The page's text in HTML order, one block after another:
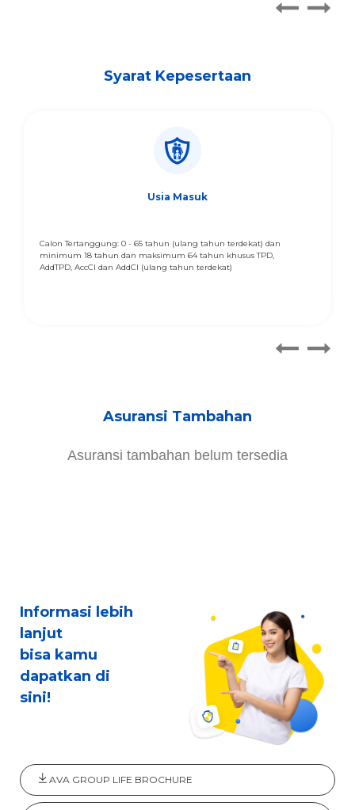
Syarat Kepesertaan
Usia Masuk
Calon Tertanggung: 0 - 65 tahun (ulang tahun terdekat) dan
minimum 18 tahun dan maksimum 64 tahun khusus TPD,
AddTPD, AccCI dan AddCI (ulang tahun terdekat)
Asuransi Tambahan
Asuransi tambahan belum tersedia
Informasi lebih
lanjut
bisa kamu
dapatkan di
sini!
AVA GROUP LIFE BROCHURE